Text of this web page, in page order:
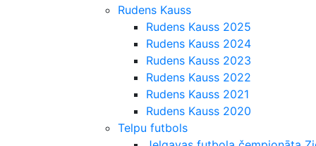
Rudens Kauss
Rudens Kauss 2025
Rudens Kauss 2024
Rudens Kauss 2023
Rudens Kauss 2022
Rudens Kauss 2021
Rudens Kauss 2020
Telpu futbols